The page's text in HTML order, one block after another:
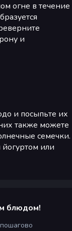
огне в течение
и
и посыпьте их
также можете
семечки.
или
блюдом!